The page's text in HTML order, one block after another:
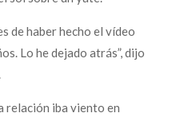
de haber hecho el vídeo
Lo he dejado atrás”, dijo
relación iba viento en